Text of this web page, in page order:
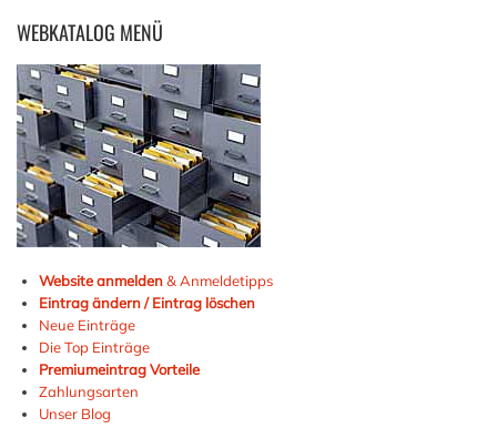
WEBKATALOG MENÜ
Website anmelden& Anmeldetipps
Eintrag ändern / Eintrag löschen
Neue Einträge
Die Top Einträge
Premiumeintrag Vorteile
Zahlungsarten
Unser Blog